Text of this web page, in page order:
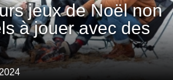
jeux de Noël non
à jouer avec des